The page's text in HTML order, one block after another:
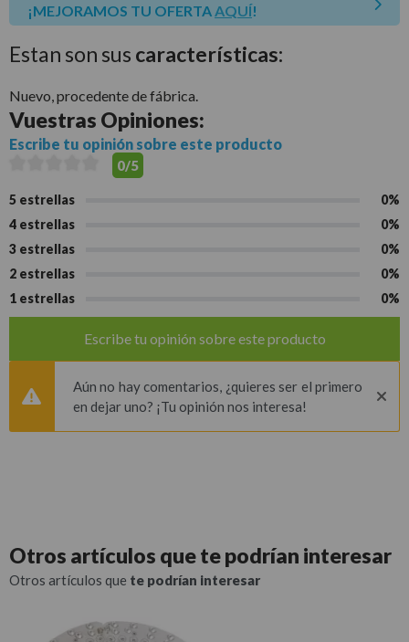
¡MEJORAMOS TU OFERTA AQUÍ!
Estan son sus características:
Nuevo, procedente de fábrica.
Vuestras Opiniones:
Escribe tu opinión sobre este producto
0/5
5 estrellas
0%
4 estrellas
0%
3 estrellas
0%
2 estrellas
0%
1 estrellas
0%
Escribe tu opinión sobre este producto
Aún no hay comentarios, ¿quieres ser el primero
en dejar uno? ¡Tu opinión nos interesa!
Otros artículos quete podrían interesar
Otros artículos que te podrían interesar